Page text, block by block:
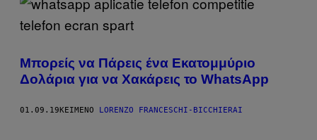
Μπορείς να Πάρεις ένα Εκατομμύριο
Δολάρια για να Χακάρεις το WhatsApp
01.09.19 ΚΕΊΜΕΝΟ LORENZO FRANCESCHI-BICCHIERAI